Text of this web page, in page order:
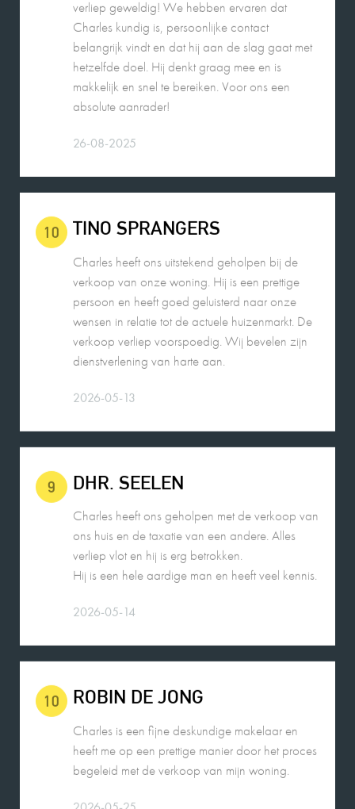
belangrijk vindt en dat hij aan de slag gaat met
hetzelfde doel. Hij denkt graag mee en is
makkelijk en snel te bereiken. Voor ons een
absolute aanrader!
26-08-2025
10 TINO SPRANGERS
Charles heeft ons uitstekend geholpen bij de
persoon en heeft goed geluisterd naar onze
wensen in relatie tot de actuele huizenmarkt. De
verkoop verliep voorspoedig. Wij bevelen zijn
dienstverlening van harte aan.
2026-05-13
9 DHR. SEELEN
Charles heeft ons geholpen met de verkoop van
verliep vlot en hij is erg betrokken.
Hij is een hele aardige man en heeft veel kennis.
2026-05-14
10 ROBIN DE JONG
Charles is een fijne deskundige makelaar en
begeleid met de verkoop van mijn woning.
2026-05-25